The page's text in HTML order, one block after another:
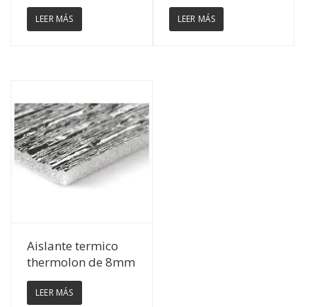
LEER MÁS LEER MÁS
Ver Detalles
Aislante termico
thermolon de 8mm
LEER MÁS